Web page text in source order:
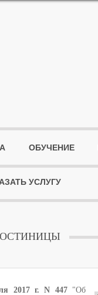
ОБУЧЕНИЕ
УСЛУГУ
2017 г. N 447"Об